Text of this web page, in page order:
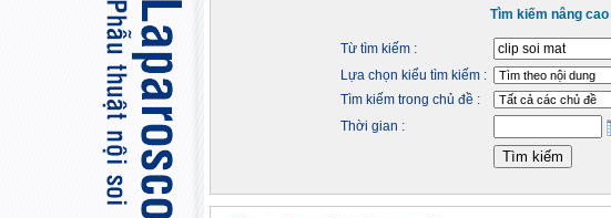
Tìm kiếm nâng
Từ tìm kiếm :
Lựa chọn kiểu tìm kiếm :
Tìm kiếm trong chủ đề :
Thời gian :